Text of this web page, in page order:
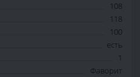
108
118
100
есть
1
Фаворит